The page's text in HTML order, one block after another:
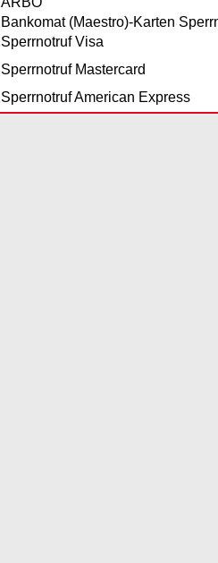
Bankomat (Maestro)-Karten
Sperrnotruf Visa
Sperrnotruf Mastercard
Sperrnotruf American Express